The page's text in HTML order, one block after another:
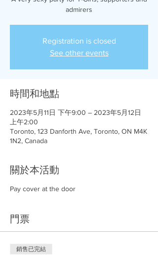
admirers
Registration is closed
See other events
時間和地點
2023年5月11日 下午9:00 – 2023年5月12日
上午2:00
Toronto, 123 Danforth Ave, Toronto, ON M4K
1N2, Canada
關於本活動
Pay cover at the door
門票
銷售已完結